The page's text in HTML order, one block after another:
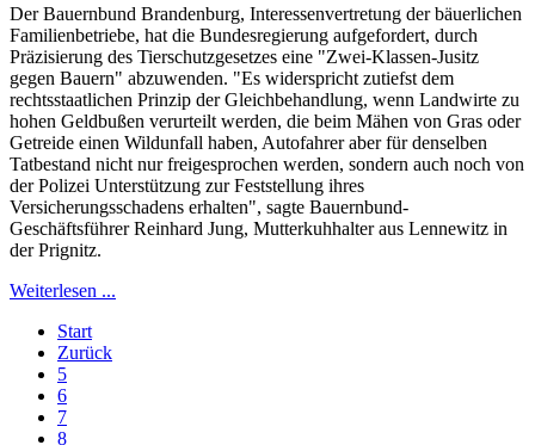
Der Bauernbund Brandenburg, Interessenvertretung der bäuerlichen
Familienbetriebe, hat die Bundesregierung aufgefordert, durch
Präzisierung des Tierschutzgesetzes eine "Zwei-Klassen-Jusitz
gegen Bauern" abzuwenden. "Es widerspricht zutiefst dem
rechtsstaatlichen Prinzip der Gleichbehandlung, wenn Landwirte zu
hohen Geldbußen verurteilt werden, die beim Mähen von Gras oder
Getreide einen Wildunfall haben, Autofahrer aber für denselben
Tatbestand nicht nur freigesprochen werden, sondern auch noch von
der Polizei Unterstützung zur Feststellung ihres
Versicherungsschadens erhalten", sagte Bauernbund-
Geschäftsführer Reinhard Jung, Mutterkuhhalter aus Lennewitz in
der Prignitz.
Weiterlesen ...
Start
Zurück
5
6
7
8